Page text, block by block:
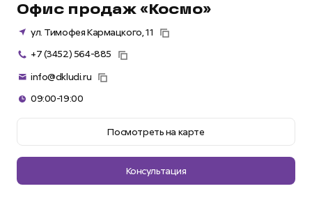
Офис продаж «Космо»
ул. Тимофея Кармацкого, 11
+7 (3452) 564-885
info@dkludi.ru
09:00-19:00
Посмотреть на карте
Консультация